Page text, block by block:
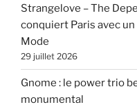
Strangelove – The
conquiert Paris avec
Mode
29 juillet 2026
Gnome : le power trio
monumental